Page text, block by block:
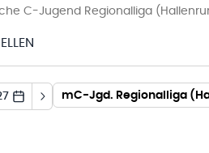
C-Jugend Regionalliga
mC-Jgd. Regionalliga